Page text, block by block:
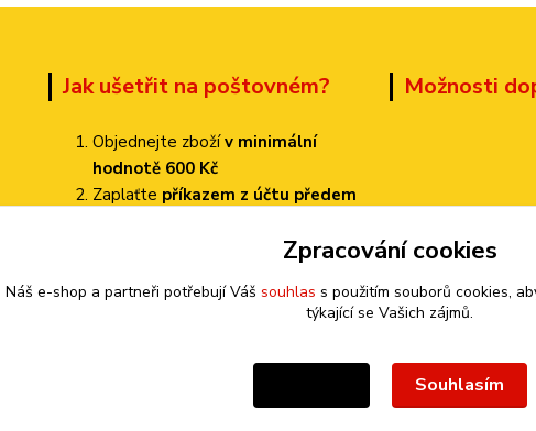
Jak ušetřit na poštovném?
Objednejte zbožív minimální
hodnotě 600 Kč
Zaplaťte příkazem z účtu předem
pouze 70 Kč!
Možnosti
Zpracování cookies
Náš e-shop a partneři potřebují Váš souhlas s použitím souborů cookies,
týkající se Vašich zájmů.
Souhlasím